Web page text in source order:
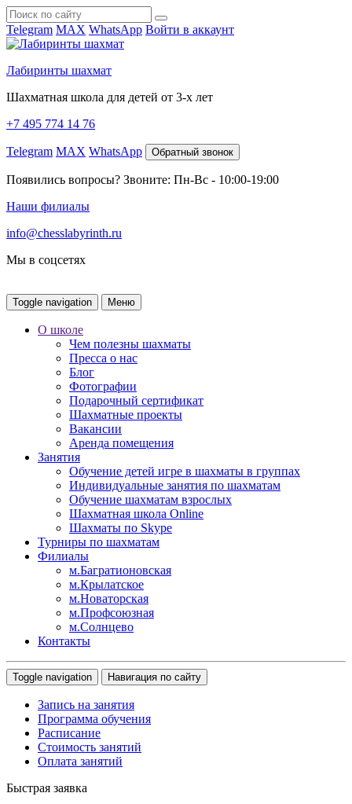
Telegram MAX WhatsApp Войти в аккаунт
Лабиринты шахмат
Шахматная школа для детей от 3-х лет
+7 495 774 14 76
Telegram MAX WhatsApp Обратный звонок
Появились вопросы? Звоните: Пн-Вс - 10:00-19:00
Наши филиалы
info@chesslabyrinth.ru
Мы в соцсетях
Toggle navigation Меню
О школе
Чем полезны шахматы
Пресса о нас
Блог
Фотографии
Подарочный сертификат
Шахматные проекты
Вакансии
Аренда помещения
Занятия
Обучение детей игре в шахматы в группах
Индивидуальные занятия по шахматам
Обучение шахматам взрослых
Шахматная школа Online
Шахматы по Skype
Турниры по шахматам
Филиалы
м.Багратионовская
м.Крылатское
м.Новаторская
м.Профсоюзная
м.Солнцево
Контакты
Toggle navigation Навигация по сайту
Запись на занятия
Программа обучения
Расписание
Стоимость занятий
Оплата занятий
Быстрая заявка